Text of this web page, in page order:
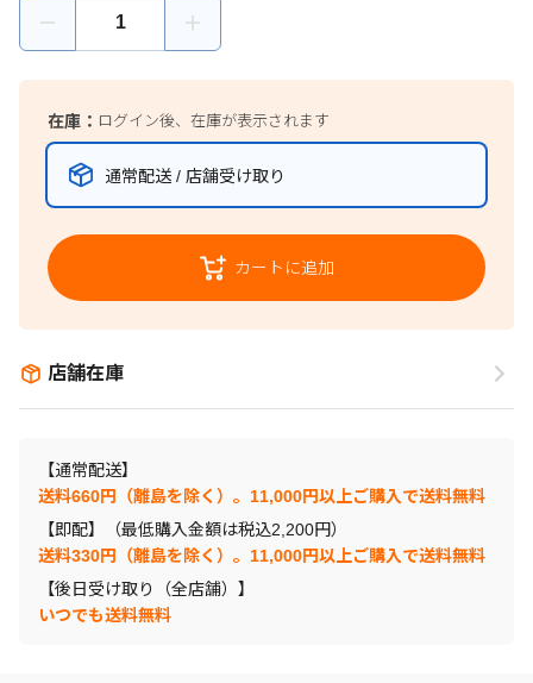
在庫： ログイン後、在庫が表示されます
通常配送 / 店舗受け取り
カートに追加
店舗在庫
【通常配送】
送料660円（離島を除く）。11,000円以上ご購入で送料無料
【即配】（最低購入金額は税込2,200円）
送料330円（離島を除く）。11,000円以上ご購入で送料無料
【後日受け取り（全店舗）】
いつでも送料無料